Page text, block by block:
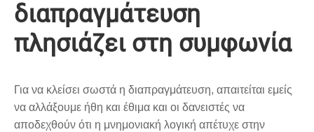
διαπραγμάτευση
πλησιάζει στη συμφωνία
Για να κλείσει σωστά η διαπραγμάτευση, απαιτείται εμείς
να αλλάξουμε ήθη και έθιμα και οι δανειστές να
αποδεχθούν ότι η μνημονιακή λογική απέτυχε στην